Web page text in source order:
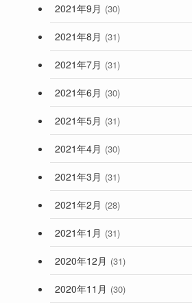
2021年9月 (30)
2021年8月 (31)
2021年7月 (31)
2021年6月 (30)
2021年5月 (31)
2021年4月 (30)
2021年3月 (31)
2021年2月 (28)
2021年1月 (31)
2020年12月 (31)
2020年11月 (30)